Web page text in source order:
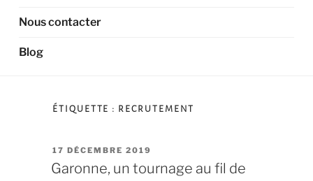
Nous contacter
Blog
ÉTIQUETTE : RECRUTEMENT
PUBLIÉ
LE
17 DÉCEMBRE 2019
Garonne, un tournage au fil de